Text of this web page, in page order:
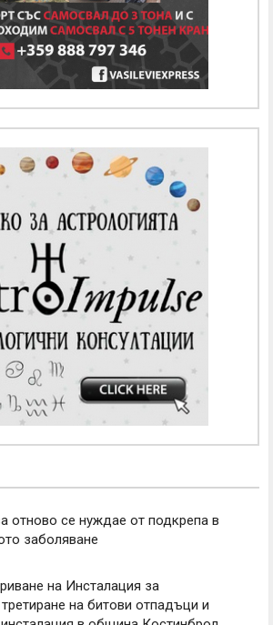
отново се нуждае от подкрепа в
заболяване
на Инсталация за
на битови отпадъци и